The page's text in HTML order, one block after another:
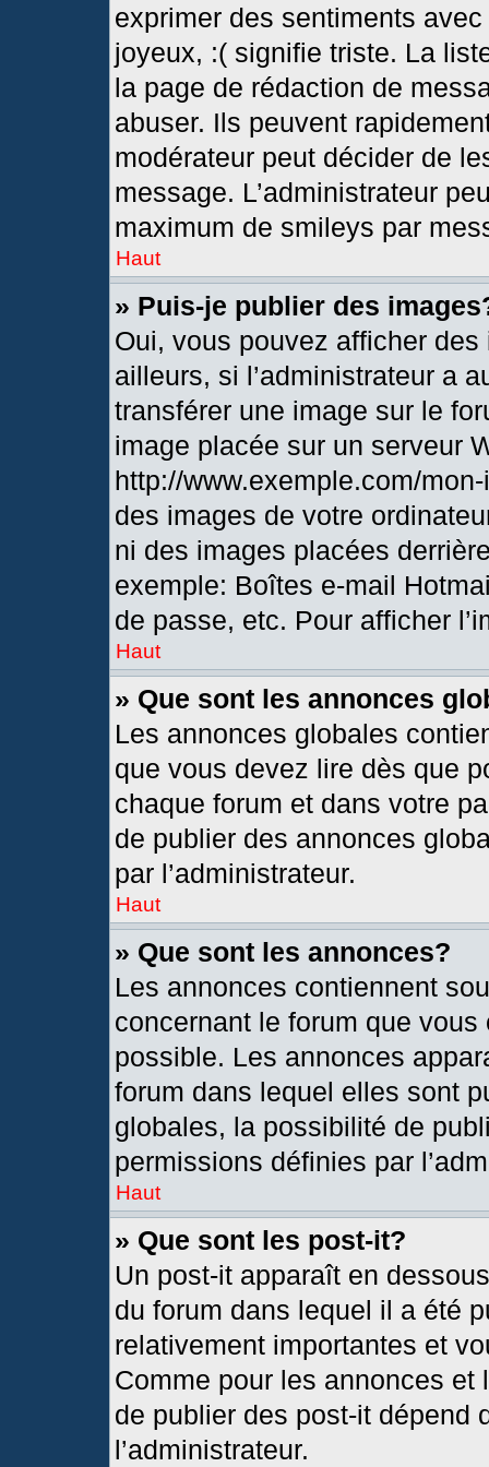
exprimer des sentiments
joyeux, :( signifie triste. La
la page de rédaction de
abuser. Ils peuvent
modérateur peut décider de
message. L’administrateur
maximum de smileys par
Haut
» Puis-je publier des
Oui, vous pouvez afficher
ailleurs, si l’administrateur a
transférer une image sur le
image placée sur un serveur
http://www.exemple.com/
des images de votre
ni des images placées
exemple: Boîtes e-mail
de passe, etc. Pour afficher
Haut
» Que sont les annonces
Les annonces globales
que vous devez lire dès que
chaque forum et dans votre
de publier des annonces
par l’administrateur.
Haut
» Que sont les annonces?
Les annonces contiennent
concernant le forum que
possible. Les annonces
forum dans lequel elles sont
globales, la possibilité de
permissions définies par
Haut
» Que sont les post-it?
Un post-it apparaît en
du forum dans lequel il a été
relativement importantes et
Comme pour les annonces
de publier des post-it dépend
l’administrateur.